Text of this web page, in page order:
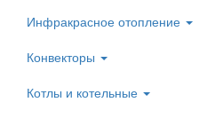
Инфракрасное отопление
Конвекторы
Котлы и котельные